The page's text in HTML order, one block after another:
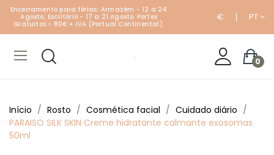
Encerramento para férias: Armazém - 12 a 24
Agosto; Escritório - 17 a 21 Agosto. Portes
Gratuitos > 80€ + IVA (Portual Continental).
€ PT
0
Início Rosto Cosmética facial
Cuidado diário
PARAISO SILK SKIN Creme hidratante calmante exosomas
50ml